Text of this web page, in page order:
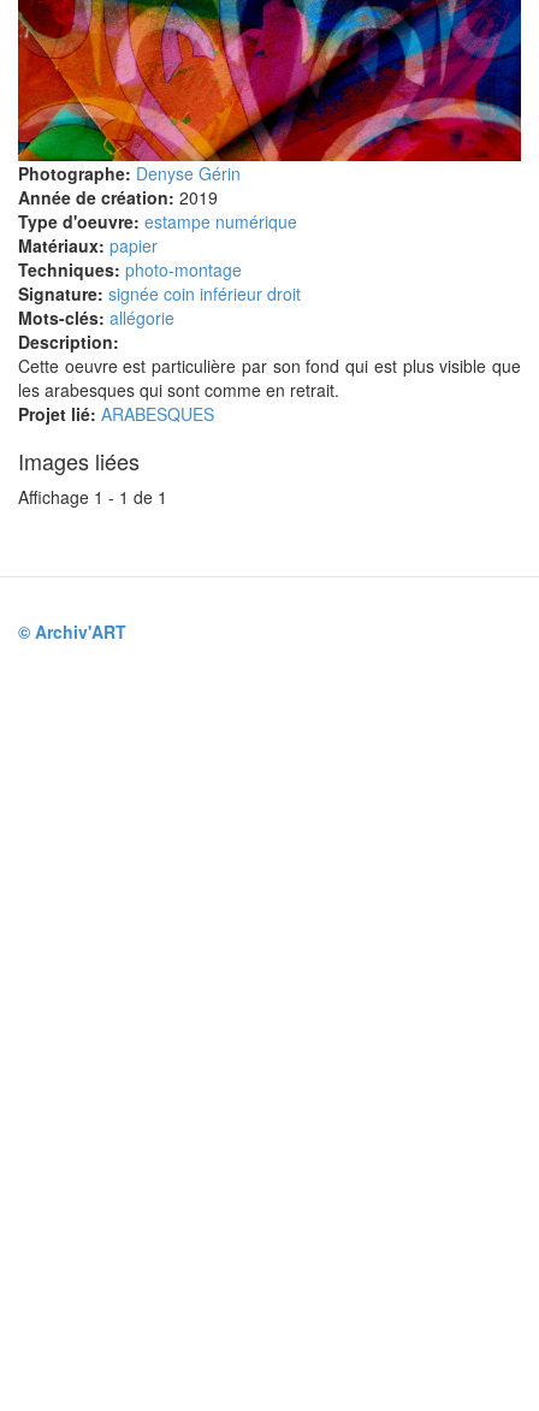
Photographe: Denyse Gérin
Année de création: 2019
Type d'oeuvre: estampe numérique
Matériaux: papier
Techniques: photo-montage
Signature: signée coin inférieur droit
Mots-clés: allégorie
Description:
Cette oeuvre est particulière par son fond qui est plus visible que
les arabesques qui sont comme en retrait.
Projet lié: ARABESQUES
Images liées
Affichage 1 - 1 de 1
© Archiv'ART